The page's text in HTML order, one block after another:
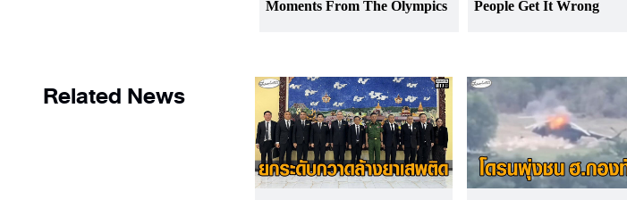
Related News